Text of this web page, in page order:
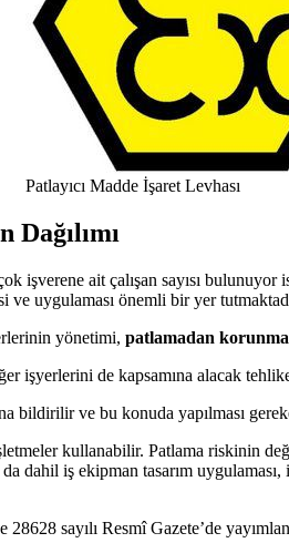
Patlayıcı Madde İşaret Levhası
Dağılımı
işverene ait çalışan sayısı
uygulaması önemli bir yer
yönetimi, patlamadan
işyerlerini de kapsamına alacak
bildirilir ve bu konuda yapılması
kullanabilir. Patlama riskinin
dahil iş ekipman tasarım
sayılı Resmî Gazete’de